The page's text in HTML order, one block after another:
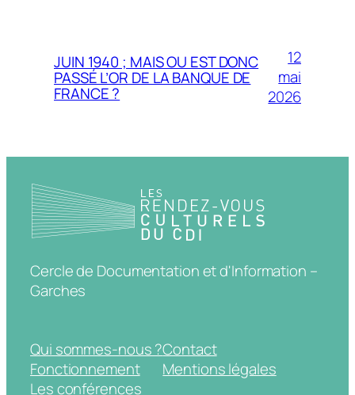
JUIN 1940 ; MAIS OU EST DONC
PASSÉ L’OR DE LA BANQUE DE
FRANCE ?
12
mai
2026
Cercle de Documentation et d'Information –
Garches
Qui sommes-nous ?
Fonctionnement
Les conférences
Contact
Mentions légales